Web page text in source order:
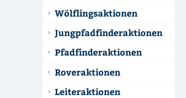
Wölflingsaktionen
Jungpfadfinderaktionen
Pfadfinderaktionen
Roveraktionen
Leiteraktionen